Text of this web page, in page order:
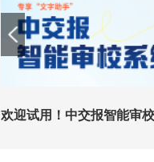
铁路榜样